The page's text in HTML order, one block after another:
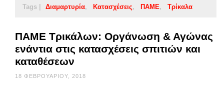
Tags | Διαμαρτυρία Κατασχέσεις ΠΑΜΕ Τρίκαλα
ΠΑΜΕ Τρικάλων: Οργάνωση & Αγώνας
ενάντια στις κατασχέσεις σπιτιών και
καταθέσεων
18 ΦΕΒΡΟΥΑΡΊΟΥ, 2018